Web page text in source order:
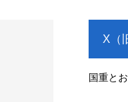
X（
国重と